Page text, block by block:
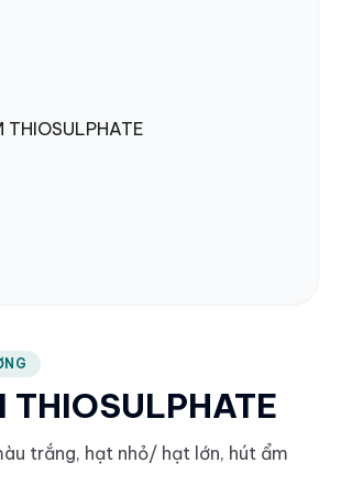
THIOSULPHATE
trắng, hạt nhỏ/ hạt lớn, hút ẩm